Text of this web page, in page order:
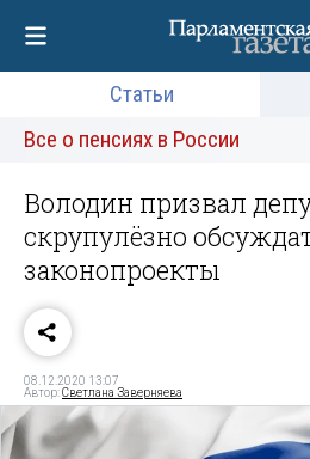
Статьи
Все о пенсиях в России
Володин призвал
скрупулёзно
законопроекты
08.12.2020 13:07
Автор:Светлана Заверняева